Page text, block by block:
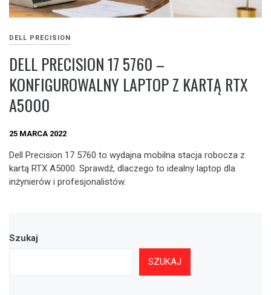
DELL PRECISION
DELL PRECISION 17 5760 –
KONFIGUROWALNY LAPTOP Z KARTĄ RTX
A5000
25 MARCA 2022
Dell Precision 17 5760 to wydajna mobilna stacja robocza z
kartą RTX A5000. Sprawdź, dlaczego to idealny laptop dla
inżynierów i profesjonalistów.
Szukaj
SZUKAJ